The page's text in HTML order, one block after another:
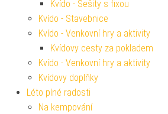
Kvído - Sešity s fixou
Kvído - Stavebnice
Kvído - Venkovní hry a aktivity
Kvídovy cesty za pokladem
Kvído - Venkovní hry a aktivity
Kvídovy doplňky
Léto plné radosti
Na kempování